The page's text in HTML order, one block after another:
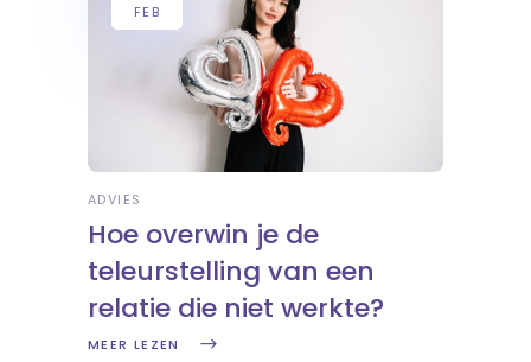
FEB
ADVIES
Hoe overwin je de
teleurstelling van een
relatie die niet werkte?
MEER LEZEN